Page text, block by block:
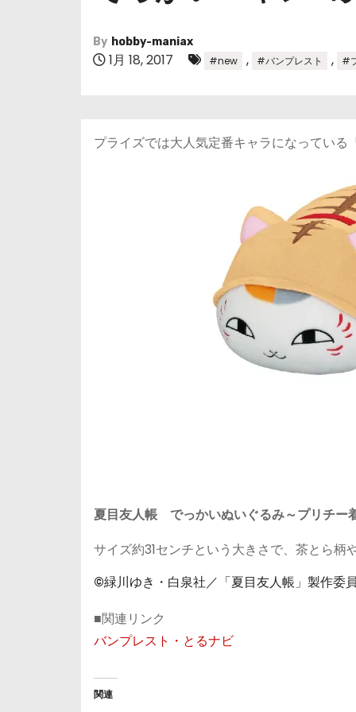
By hobby-maniax
1月 18, 2017 #new , #バンプレスト , #
プライズでは大人気定番キャラになってい
夏目友人帳 でっかいぬいぐるみ～プリチー
サイズ約31センチという大きさで、茶とら
©緑川ゆき・白泉社／「夏目友人帳」製作委
■関連リンク
バンプレスト・とるナビ
関連